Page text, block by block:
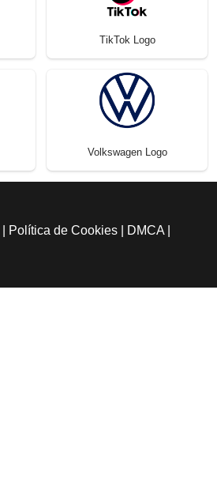
TikTok Logo
Volkswagen Logo
Política de Cookies DMCA